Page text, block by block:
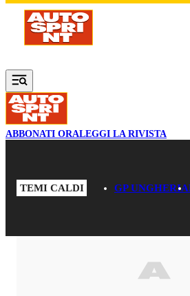
Vai al contenuto principale
ABBONATI ORALEGGI LA RIVISTA
TEMI CALDI GP UNGHERIA